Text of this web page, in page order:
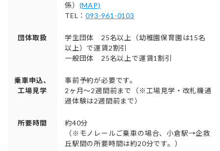
係） (MAP)
TEL：093-961-0103
団体取扱
学生団体 25名以上（幼稚園保育園は15名
以上）で運賃2割引
一般団体 25名以上で運賃1割引
乗車申込、
工場見学
事前予約が必要です。
2ヶ月〜2週間前まで（※工場見学・改札機通
過体験は2週間前まで）
所要時間
約40分
（※モノレールご乗車の場合、小倉駅→企救
丘駅間の所要時間は約20分です。）